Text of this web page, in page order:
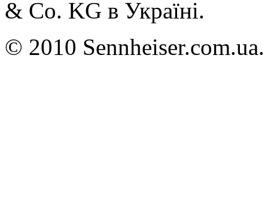
& Co. KG в Україні.
© 2010 Sennheiser.com.ua.